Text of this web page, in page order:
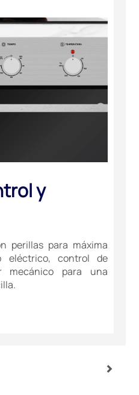
y
perillas para máxima
eléctrico, control de
mecánico para una